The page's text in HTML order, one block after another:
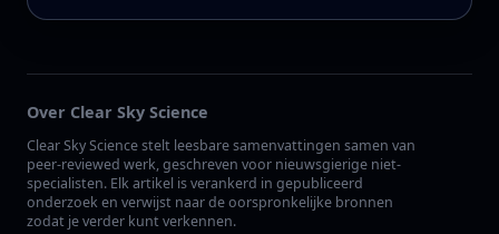
Over Clear Sky Science
Clear Sky Science stelt leesbare samenvattingen samen van
peer-reviewed werk, geschreven voor nieuwsgierige niet-
specialisten. Elk artikel is verankerd in gepubliceerd
onderzoek en verwijst naar de oorspronkelijke bronnen
zodat je verder kunt verkennen.